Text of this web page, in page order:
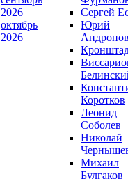
2026
октябрь
2026
Сергей
Юрий
Коротков
Леонид
Соболев
Николай
Михаил
Булгаков